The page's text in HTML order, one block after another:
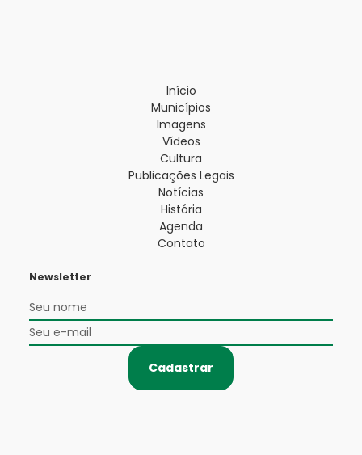
Início
Municípios
Imagens
Vídeos
Cultura
Publicações Legais
Notícias
História
Agenda
Contato
Newsletter
Cadastrar